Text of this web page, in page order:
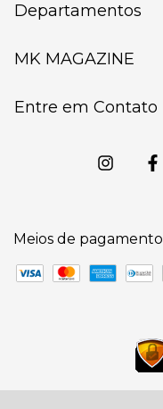
Departamentos
MK MAGAZINE
Entre em Contato
Meios de pagamento